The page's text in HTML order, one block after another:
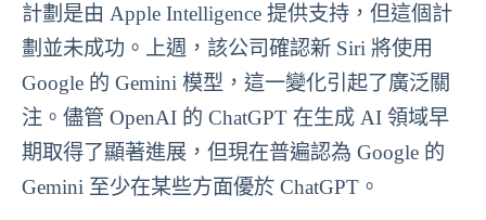
計劃是由 Apple Intelligence 提供支持，但這個計
劃並未成功。上週，該公司確認新 Siri 將使用
Google 的 Gemini 模型，這一變化引起了廣泛關
注。儘管 OpenAI 的 ChatGPT 在生成 AI 領域早
期取得了顯著進展，但現在普遍認為 Google 的
Gemini 至少在某些方面優於 ChatGPT。